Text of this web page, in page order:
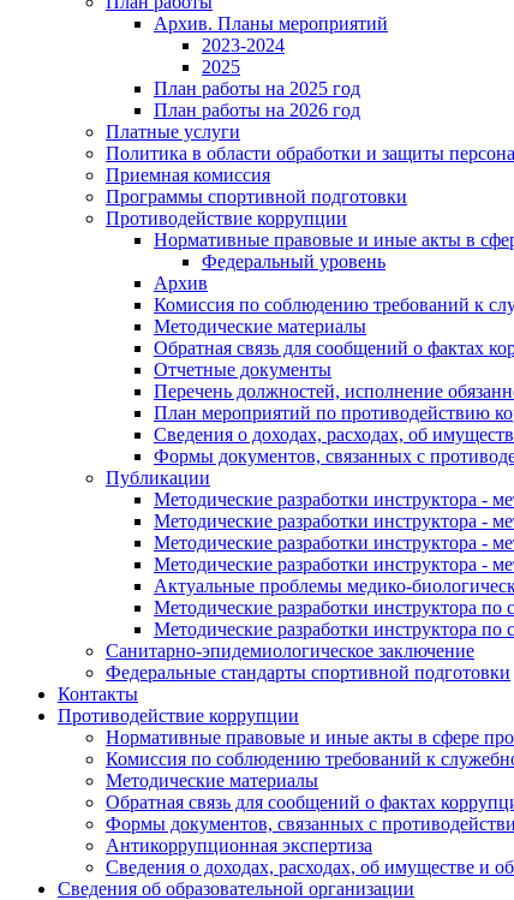
Архив. Планы мероприятий
2023-2024
2025
План работы на 2025 год
План работы на 2026 год
Платные услуги
Политика в области обработки и защиты
Приемная комиссия
Программы спортивной подготовки
Противодействие коррупции
Нормативные правовые и иные акты в
Федеральный уровень
Архив
Комиссия по соблюдению требований к
Методические материалы
Обратная связь для сообщений о фактах
Отчетные документы
Перечень должностей, исполнение
План мероприятий по противодействию
Сведения о доходах, расходах, об
Формы документов, связанных с
Публикации
Методические разработки инструктора -
Методические разработки инструктора -
Методические разработки инструктора -
Методические разработки инструктора -
Актуальные проблемы медико-
Методические разработки инструктора
Методические разработки инструктора
Санитарно-эпидемиологическое заключение
Федеральные стандарты спортивной подготовки
Контакты
Противодействие коррупции
Нормативные правовые и иные акты в сфере
Комиссия по соблюдению требований к
Методические материалы
Обратная связь для сообщений о фактах
Формы документов, связанных с
Антикоррупционная экспертиза
Сведения о доходах, расходах, об имуществе и
Сведения об образовательной организации